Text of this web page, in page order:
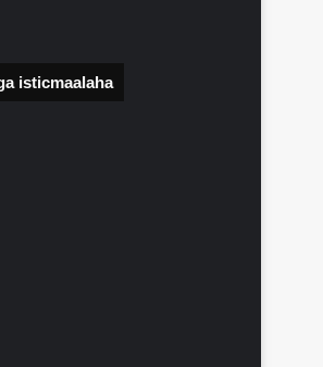
isticmaalaha